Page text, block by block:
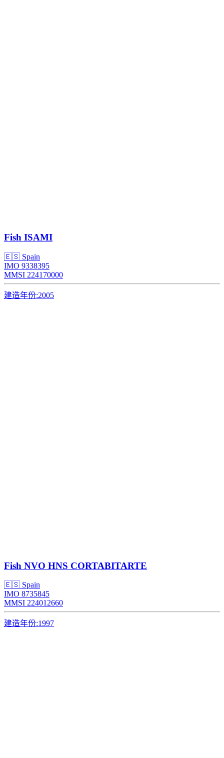
Fish ISAMI
🇪🇸 Spain
IMO 9338395
MMSI 224170000
建造年份:2005
Fish NVO HNS CORTABITARTE
🇪🇸 Spain
IMO 8735845
MMSI 224012660
建造年份:1997